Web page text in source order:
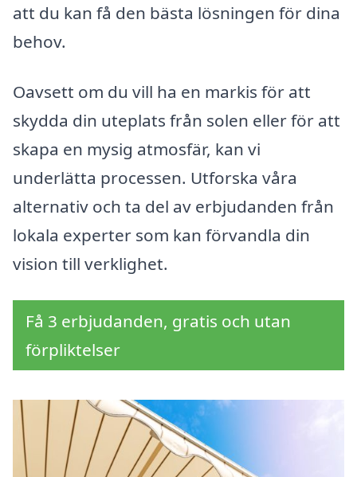
att du kan få den bästa lösningen för dina
behov.
Oavsett om du vill ha en markis för att
skydda din uteplats från solen eller för att
skapa en mysig atmosfär, kan vi
underlätta processen. Utforska våra
alternativ och ta del av erbjudanden från
lokala experter som kan förvandla din
vision till verklighet.
Få 3 erbjudanden, gratis och utan
förpliktelser